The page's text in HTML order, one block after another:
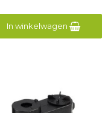
In winkelwagen